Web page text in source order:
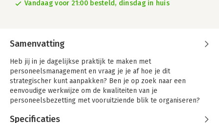
Vandaag voor 21:00 besteld, dinsdag in huis
Samenvatting
Heb jij in je dagelijkse praktijk te maken met
personeelsmanagement en vraag je je af hoe je dit
strategischer kunt aanpakken? Ben je op zoek naar een
eenvoudige werkwijze om de kwaliteiten van je
personeelsbezetting met vooruitziende blik te organiseren?
Wil je jouw organisatie beter op koers brengen? Gebruik dan
Specificaties